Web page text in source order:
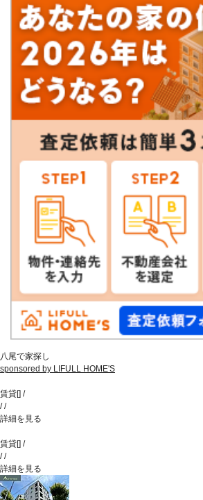
八尾で家探し
sponsored by LIFULL HOME'S
賃貸[] /
//
詳細を見る
賃貸[] /
//
詳細を見る